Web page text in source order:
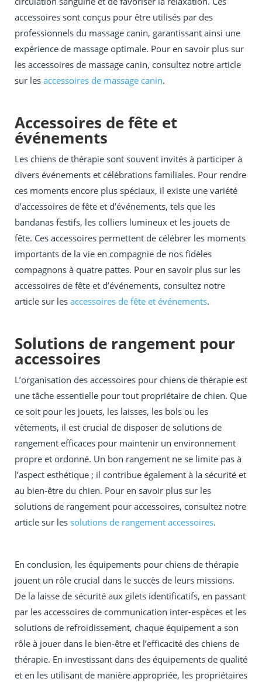
accessoires sont conçus pour être utilisés par des
professionnels du massage canin, garantissant ainsi une
expérience de massage optimale. Pour en savoir plus sur
les accessoires de massage canin, consultez notre article
sur les accessoires de massage canin.
Accessoires de fête et
événements
Les chiens de thérapie sont souvent invités à participer à
divers événements et célébrations familiales. Pour rendre
ces moments encore plus spéciaux, il existe une variété
d’accessoires de fête et d’événements, tels que les
bandanas festifs, les colliers lumineux et les jouets de
fête. Ces accessoires permettent de célébrer les moments
importants de la vie en compagnie de nos fidèles
compagnons à quatre pattes. Pour en savoir plus sur les
accessoires de fête et d’événements, consultez notre
article sur les accessoires de fête et événements.
Solutions de rangement pour
accessoires
L’organisation des accessoires pour chiens de thérapie est
une tâche essentielle pour tout propriétaire de chien. Que
ce soit pour les jouets, les laisses, les bols ou les
vêtements, il est crucial de disposer de solutions de
rangement efficaces pour maintenir un environnement
propre et ordonné. Un bon rangement ne se limite pas à
l’aspect esthétique ; il contribue également à la sécurité et
au bien-être du chien. Pour en savoir plus sur les
solutions de rangement pour accessoires, consultez notre
article sur les solutions de rangement accessoires.
En conclusion, les équipements pour chiens de thérapie
jouent un rôle crucial dans le succès de leurs missions.
De la laisse de sécurité aux gilets identificatifs, en passant
par les accessoires de communication inter-espèces et les
solutions de refroidissement, chaque équipement a son
rôle à jouer dans le bien-être et l’efficacité des chiens de
thérapie. En investissant dans des équipements de qualité
et en les utilisant de manière appropriée, les propriétaires